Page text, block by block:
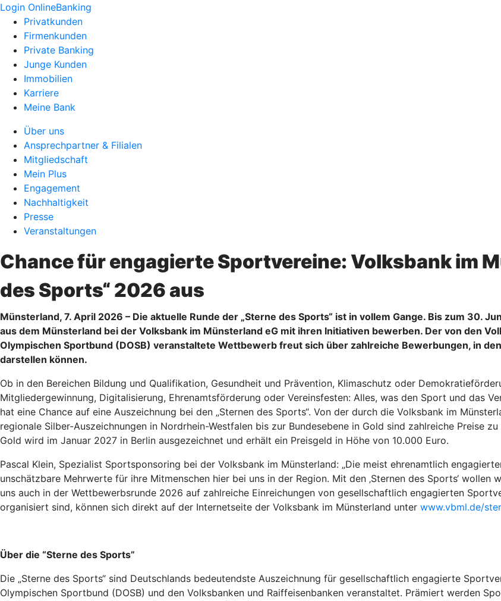
Login OnlineBanking
Privatkunden
Firmenkunden
Private Banking
Junge Kunden
Immobilien
Karriere
Meine Bank
Über uns
Ansprechpartner & Filialen
Mitgliedschaft
Mein Plus
Engagement
Nachhaltigkeit
Presse
Veranstaltungen
Chance für engagierte Sportvereine: Volksbank im
des Sports“ 2026 aus
Münsterland, 7. April 2026 – Die aktuelle Runde der „Sterne des Sports“ ist in vollem Gange. Bis zum 30.
aus dem Münsterland bei der Volksbank im Münsterland eG mit ihren Initiativen bewerben. Der von den
Olympischen Sportbund (DOSB) veranstaltete Wettbewerb freut sich über zahlreiche Bewerbungen, in
darstellen können.
Ob in den Bereichen Bildung und Qualifikation, Gesundheit und Prävention, Klimaschutz oder
Mitgliedergewinnung, Digitalisierung, Ehrenamtsförderung oder Vereinsfesten: Alles, was den Sport und das
hat eine Chance auf eine Auszeichnung bei den „Sternen des Sports“. Von der durch die Volksbank im
regionale Silber-Auszeichnungen in Nordrhein-Westfalen bis zur Bundesebene in Gold sind zahlreiche Preise
Gold wird im Januar 2027 in Berlin ausgezeichnet und erhält ein Preisgeld in Höhe von 10.000 Euro.
Pascal Klein, Spezialist Sportsponsoring bei der Volksbank im Münsterland: „Die meist ehrenamtlich
unschätzbare Mehrwerte für ihre Mitmenschen hier bei uns in der Region. Mit den ‚Sternen des Sports‘
uns auch in der Wettbewerbsrunde 2026 auf zahlreiche Einreichungen von gesellschaftlich engagierten
organisiert sind, können sich direkt auf der Internetseite der Volksbank im Münsterland unter www.vbml.de/
Über die “Sterne des Sports”
Die „Sterne des Sports“ sind Deutschlands bedeutendste Auszeichnung für gesellschaftlich engagierte
Olympischen Sportbund (DOSB) und den Volksbanken und Raiffeisenbanken veranstaltet. Prämiert werden